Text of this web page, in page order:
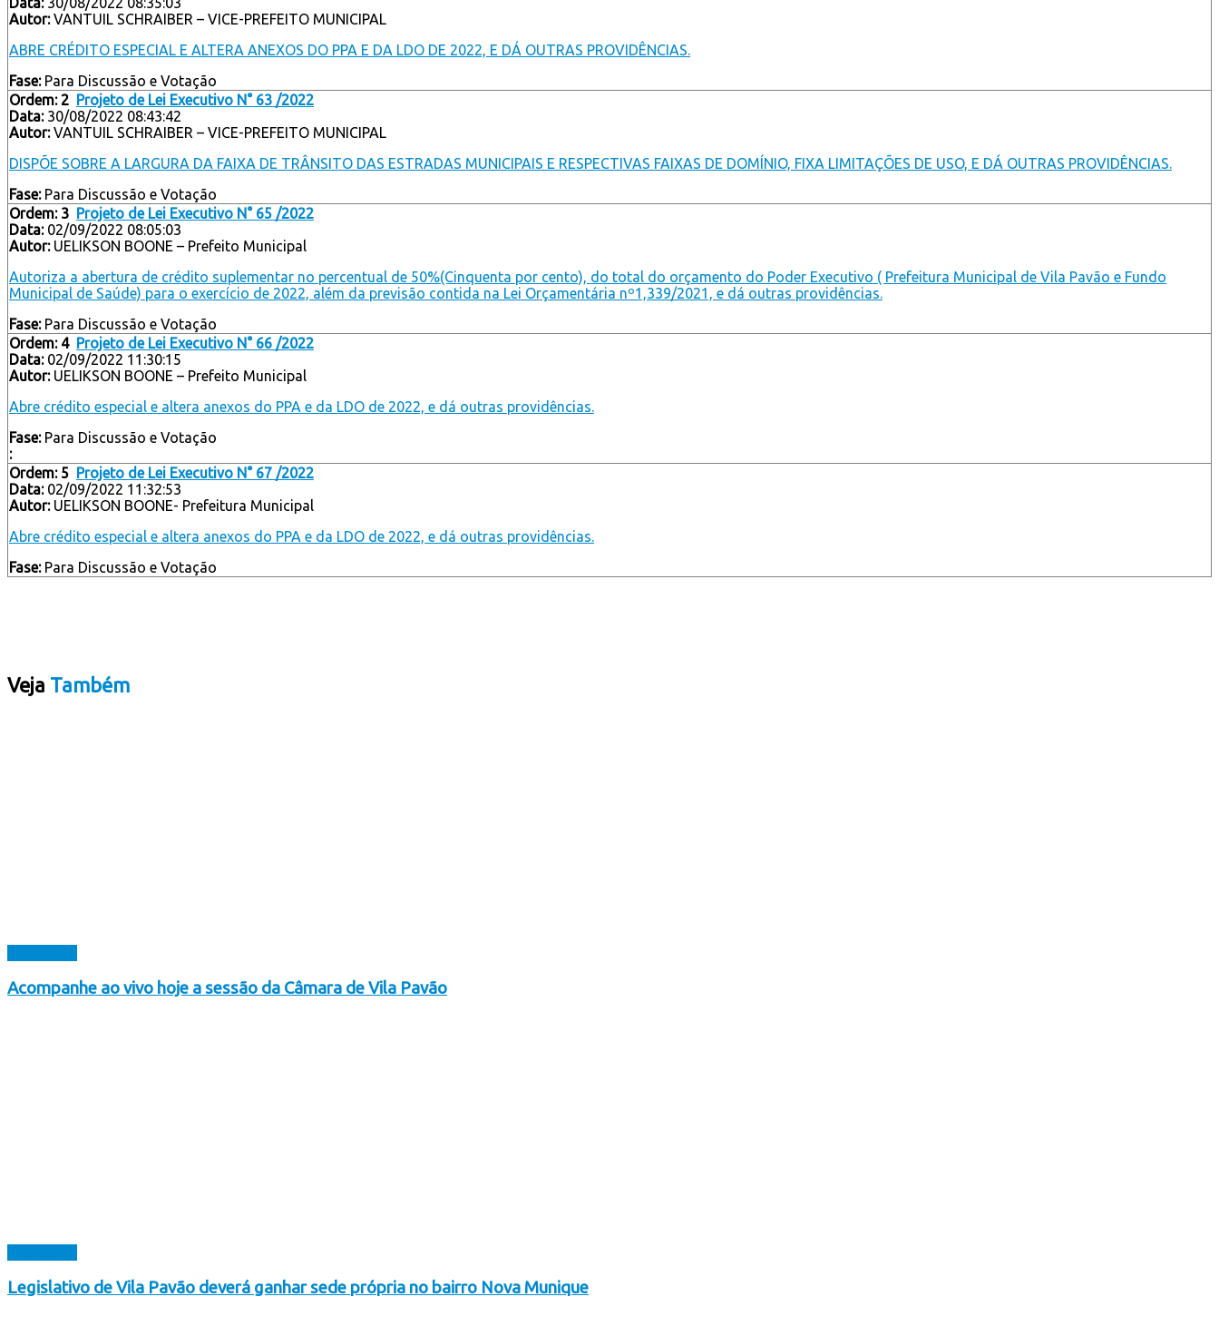
Autor:VANTUIL SCHRAIBER – VICE-PREFEITO MUNICIPAL
ABRE CRÉDITO ESPECIAL E ALTERA ANEXOS DO PPA E DA LDO DE 2022, E DÁ OUTRAS PROVIDÊNCIAS.
Fase: Para Discussão e Votação
Ordem: 2 Projeto de Lei Executivo N° 63 /2022
Data:30/08/2022 08:43:42
Autor:VANTUIL SCHRAIBER – VICE-PREFEITO MUNICIPAL
DISPÕE SOBRE A LARGURA DA FAIXA DE TRÂNSITO DAS ESTRADAS MUNICIPAIS E RESPECTIVAS FAIXAS DE DOMÍNIO, FIXA LIMITAÇÕES DE USO, E DÁ OUTRAS PROVIDÊNCIAS.
Fase: Para Discussão e Votação
Ordem: 3 Projeto de Lei Executivo N° 65 /2022
Data:02/09/2022 08:05:03
Autor:UELIKSON BOONE – Prefeito Municipal
Autoriza a abertura de crédito suplementar no percentual de 50%(Cinquenta por cento), do total do orçamento do Poder Executivo ( Prefeitura Municipal de Vila Pavão e Fundo
Municipal de Saúde) para o exercício de 2022, além da previsão contida na Lei Orçamentária nº1,339/2021, e dá outras providências.
Fase: Para Discussão e Votação
Ordem: 4 Projeto de Lei Executivo N° 66 /2022
Data:02/09/2022 11:30:15
Autor:UELIKSON BOONE – Prefeito Municipal
Abre crédito especial e altera anexos do PPA e da LDO de 2022, e dá outras providências.
Fase: Para Discussão e Votação
:
Ordem: 5 Projeto de Lei Executivo N° 67 /2022
Data:02/09/2022 11:32:53
Autor:UELIKSON BOONE- Prefeitura Municipal
Abre crédito especial e altera anexos do PPA e da LDO de 2022, e dá outras providências.
Fase: Para Discussão e Votação
Veja Também
Acompanhe ao vivo hoje a sessão da Câmara de Vila Pavão
Legislativo de Vila Pavão deverá ganhar sede própria no bairro Nova Munique